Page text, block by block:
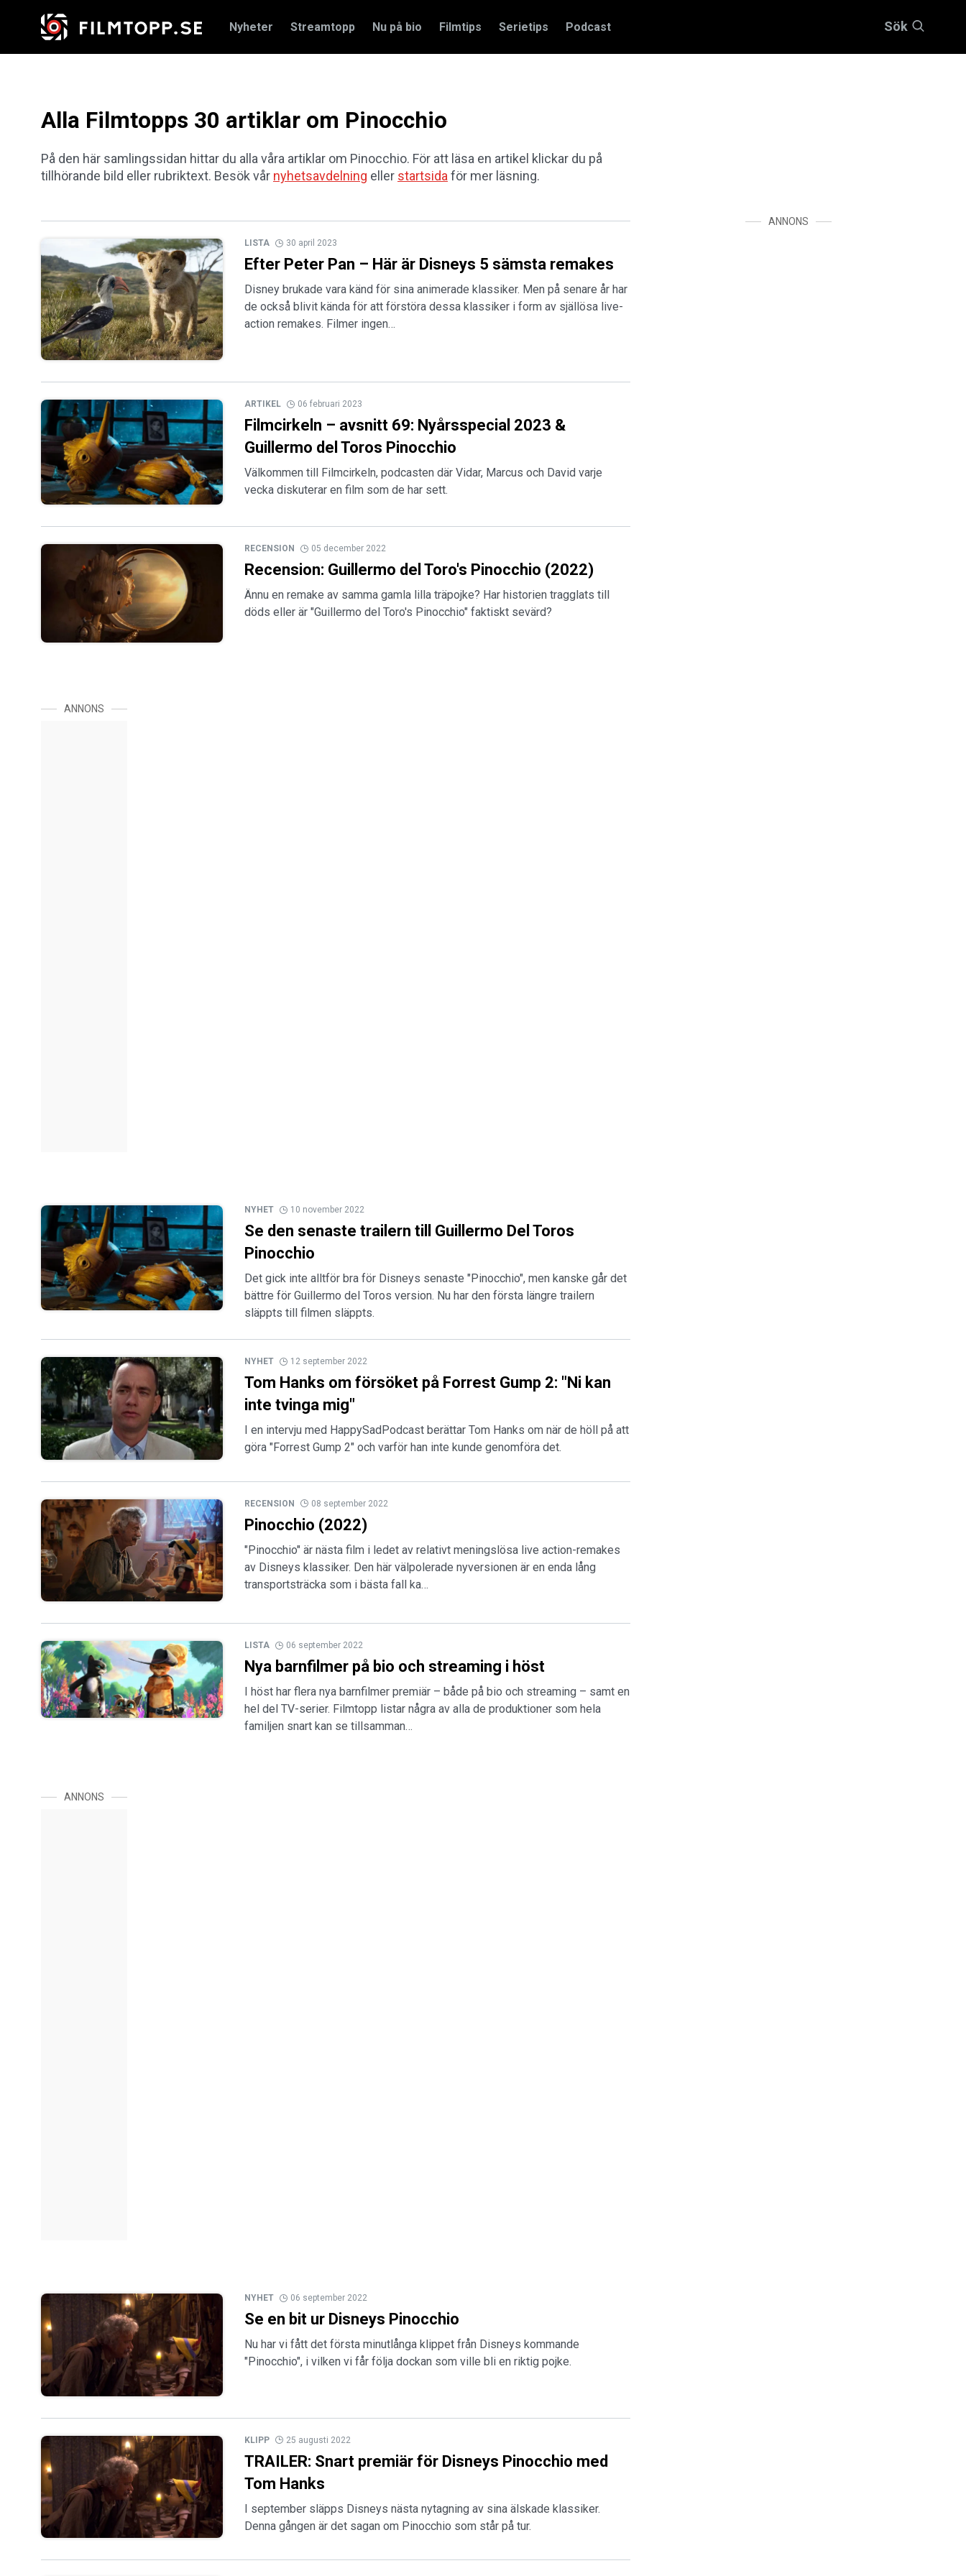
Nyheter Streamtopp Nu på bio Filmtips Serietips Podcast Sök
Alla Filmtopps 30 artiklar om Pinocchio
På den här samlingssidan hittar du alla våra artiklar om Pinocchio. För att läsa en artikel klickar du på
tillhörande bild eller rubriktext. Besök vår nyhetsavdelning eller startsida för mer läsning.
LISTA 30 april 2023
Efter Peter Pan – Här är Disneys 5 sämsta remakes
Disney brukade vara känd för sina animerade klassiker. Men på senare år har
de också blivit kända för att förstöra dessa klassiker i form av själlösa live-
action remakes. Filmer ingen…
ARTIKEL 06 februari 2023
Filmcirkeln – avsnitt 69: Nyårsspecial 2023 &
Guillermo del Toros Pinocchio
Välkommen till Filmcirkeln, podcasten där Vidar, Marcus och David varje
vecka diskuterar en film som de har sett.
RECENSION 05 december 2022
Recension: Guillermo del Toro's Pinocchio (2022)
Ännu en remake av samma gamla lilla träpojke? Har historien tragglats till
döds eller är "Guillermo del Toro's Pinocchio" faktiskt sevärd?
ANNONS
NYHET 10 november 2022
Se den senaste trailern till Guillermo Del Toros
Pinocchio
Det gick inte alltför bra för Disneys senaste "Pinocchio", men kanske går det
bättre för Guillermo del Toros version. Nu har den första längre trailern
släppts till filmen släppts.
NYHET 12 september 2022
Tom Hanks om försöket på Forrest Gump 2: "Ni kan
inte tvinga mig"
I en intervju med HappySadPodcast berättar Tom Hanks om när de höll på att
göra "Forrest Gump 2" och varför han inte kunde genomföra det.
RECENSION 08 september 2022
Pinocchio (2022)
"Pinocchio" är nästa film i ledet av relativt meningslösa live action-remakes
av Disneys klassiker. Den här välpolerade nyversionen är en enda lång
transportsträcka som i bästa fall ka…
LISTA 06 september 2022
Nya barnfilmer på bio och streaming i höst
I höst har flera nya barnfilmer premiär – både på bio och streaming – samt en
hel del TV-serier. Filmtopp listar några av alla de produktioner som hela
familjen snart kan se tillsamman…
ANNONS
NYHET 06 september 2022
Se en bit ur Disneys Pinocchio
Nu har vi fått det första minutlånga klippet från Disneys kommande
"Pinocchio", i vilken vi får följa dockan som ville bli en riktig pojke.
KLIPP 25 augusti 2022
TRAILER: Snart premiär för Disneys Pinocchio med
Tom Hanks
I september släpps Disneys nästa nytagning av sina älskade klassiker.
Denna gången är det sagan om Pinocchio som står på tur.
ANNONS